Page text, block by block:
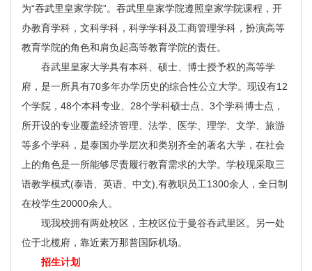
为“吞武里皇家学院”。吞武里皇家学院遵照皇家学院课程，开
办教育学科，文科学科，科学学科及工商管理学科，扮演高等
教育学院的角色和肩负起高等教育学院的责任。
吞武里皇家大学具有本科、硕士、博士授予权的高等学
府，是一所具有70多年办学历史的综合性公立大学。现设有12
个学院，48个本科专业、28个学科硕士点、3个学科博士点，
所开设的专业覆盖经济管理、法学、医学、理学、文学、旅游
等多个学科，是泰国办学层次和类别齐全的著名大学，在社会
上的角色是一所能够尽责履行教育需求的大学。学校现采取三
语教学模式(泰语、英语、中文),有教职员工1300余人，全日制
在校学生20000余人。
现我校拥有两处校区，主校区位于曼谷吞武里区。另一处
位于北榄府，靠近素万那普国际机场。
招生计划